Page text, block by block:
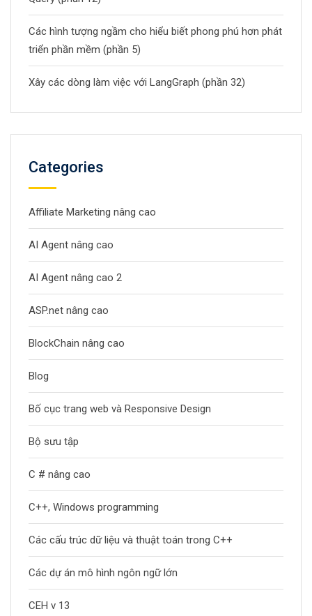
Các hình tượng ngầm cho hiểu biết phong phú hơn phát
triển phần mềm (phần 5)
Xây các dòng làm việc với LangGraph (phần 32)
Categories
Affiliate Marketing nâng cao
AI Agent nâng cao
AI Agent nâng cao 2
ASP.net nâng cao
BlockChain nâng cao
Blog
Bố cục trang web và Responsive Design
Bộ sưu tập
C # nâng cao
C++, Windows programming
Các cấu trúc dữ liệu và thuật toán trong C++
Các dự án mô hình ngôn ngữ lớn
CEH v 13